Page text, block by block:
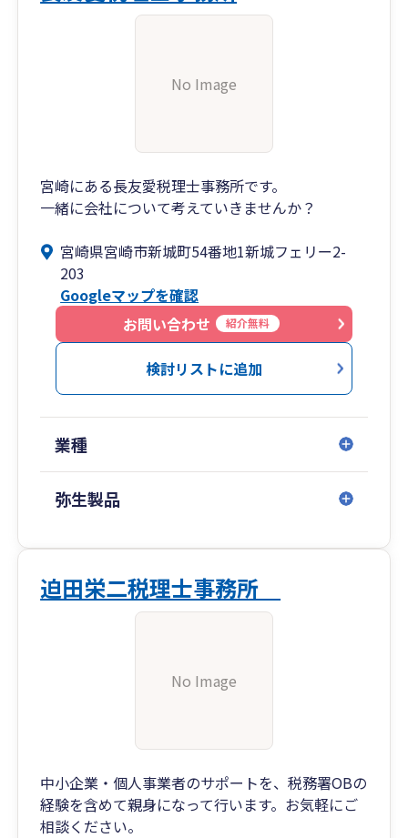
・記帳代行サービス
◎武内マネジメントオフィス
・損害保険代理店
◎拠点一覧
[熊 本]熊本市中央区坪井6-23-3 096-345-6211
[宮 崎]宮崎市旭2-1-5 0985-77-5477
[鹿児島]鹿児島市中町11-4 099-248-8778
[相続税専門]福岡市中央区長浜2-2-8 092-718-
2900
No Image
宮崎にある長友愛税理士事務所です。
一緒に会社について考えていきませんか？
宮崎県宮崎市新城町54番地1新城フェリー2-
203
Googleマップを確認
お問い合わせ
紹介無料
検討リストに追加
業種
弥生製品
迫田栄二税理士事務所
No Image
中小企業・個人事業者のサポートを、税務署OBの
経験を含めて親身になって行います。お気軽にご
相談ください。